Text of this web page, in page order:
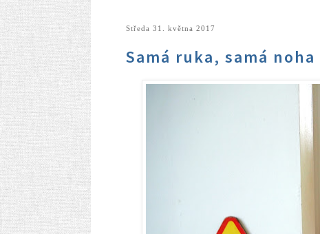
středa 31. května 2017
Samá ruka, samá noha